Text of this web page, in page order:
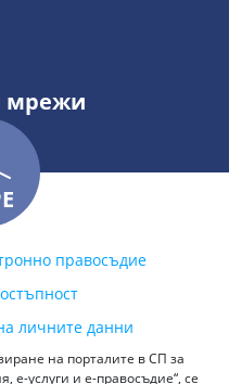
мрежи
правосъдие
личните данни
на порталите в СП за
услуги и е-правосъдие“, се